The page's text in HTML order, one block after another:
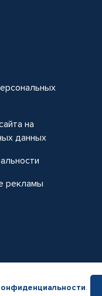
на
данных
рекламы
.